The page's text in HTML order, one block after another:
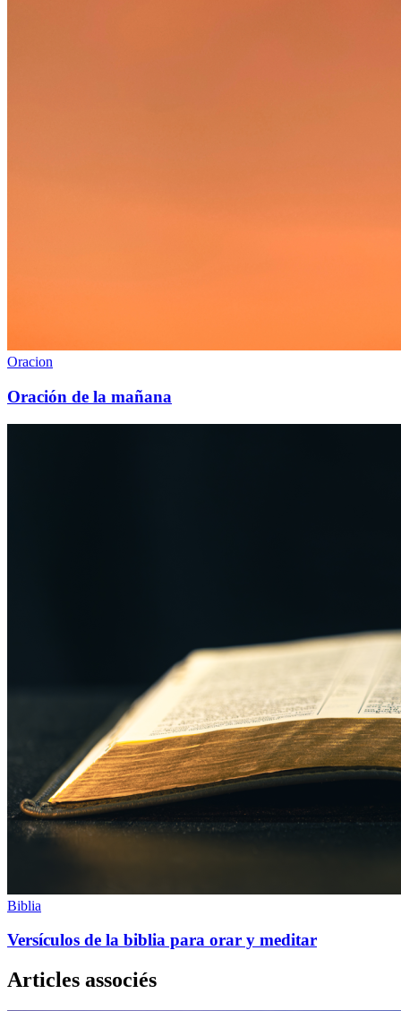
Oracion
Oración de la mañana
Biblia
Versículos de la biblia para orar y meditar
Articles associés